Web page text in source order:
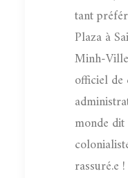
tant
Plaza à
Minh-
officiel de
monde
rassuré.e !